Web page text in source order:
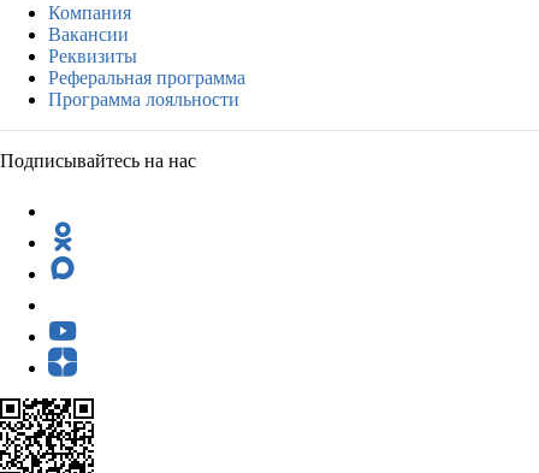
Компания
Вакансии
Реквизиты
Реферальная программа
Программа лояльности
Подписывайтесь на нас